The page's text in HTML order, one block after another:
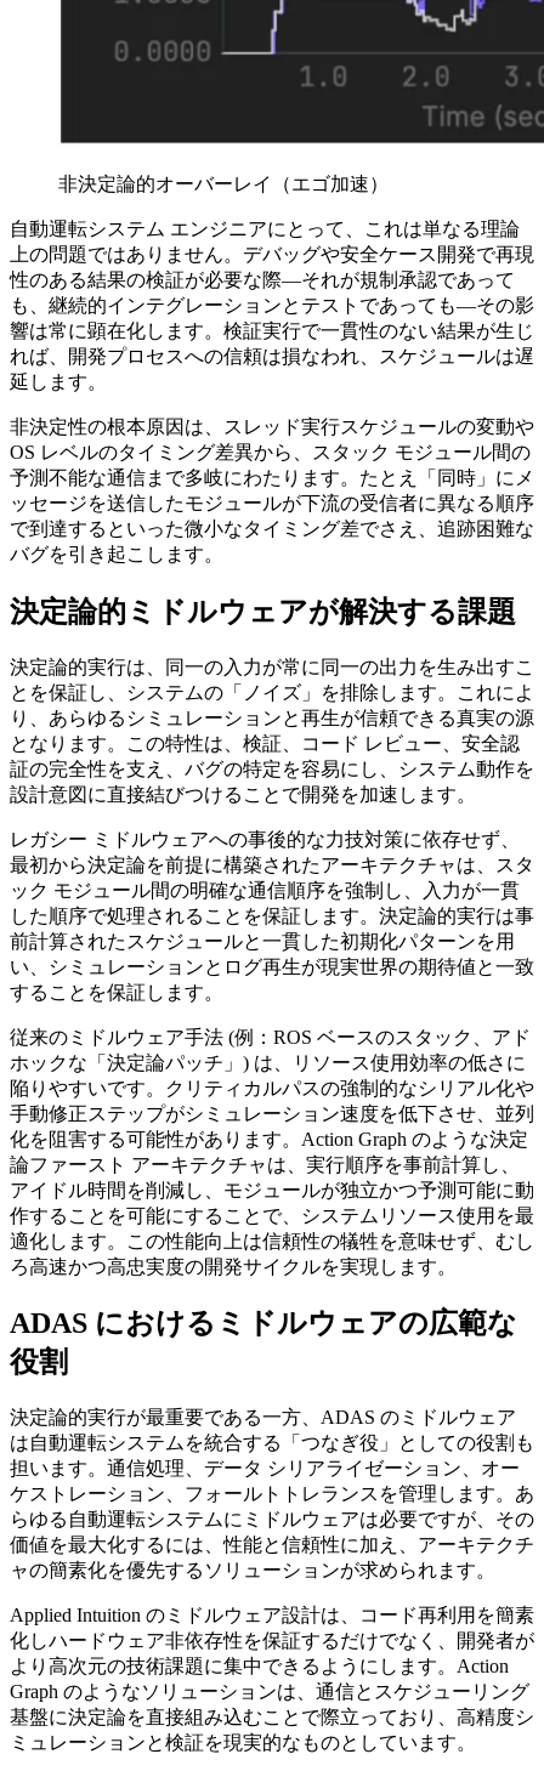
非決定論的オーバーレイ（エゴ加速）
自動運転システム エンジニアにとって、これは単なる理論
上の問題ではありません。デバッグや安全ケース開発で再現
性のある結果の検証が必要な際—それが規制承認であって
も、継続的インテグレーションとテストであっても—その影
響は常に顕在化します。検証実行で一貫性のない結果が生じ
れば、開発プロセスへの信頼は損なわれ、スケジュールは遅
延します。
非決定性の根本原因は、スレッド実行スケジュールの変動や
OS レベルのタイミング差異から、スタック モジュール間の
予測不能な通信まで多岐にわたります。たとえ「同時」にメ
ッセージを送信したモジュールが下流の受信者に異なる順序
で到達するといった微小なタイミング差でさえ、追跡困難な
バグを引き起こします。
決定論的ミドルウェアが解決する課題
決定論的実行は、同一の入力が常に同一の出力を生み出すこ
とを保証し、システムの「ノイズ」を排除します。これによ
り、あらゆるシミュレーションと再生が信頼できる真実の源
となります。この特性は、検証、コード レビュー、安全認
証の完全性を支え、バグの特定を容易にし、システム動作を
設計意図に直接結びつけることで開発を加速します。
レガシー ミドルウェアへの事後的な力技対策に依存せず、
最初から決定論を前提に構築されたアーキテクチャは、スタ
ック モジュール間の明確な通信順序を強制し、入力が一貫
した順序で処理されることを保証します。決定論的実行は事
前計算されたスケジュールと一貫した初期化パターンを用
い、シミュレーションとログ再生が現実世界の期待値と一致
することを保証します。
従来のミドルウェア手法 (例：ROS ベースのスタック、アド
ホックな「決定論パッチ」) は、リソース使用効率の低さに
陥りやすいです。クリティカルパスの強制的なシリアル化や
手動修正ステップがシミュレーション速度を低下させ、並列
化を阻害する可能性があります。Action Graph のような決定
論ファースト アーキテクチャは、実行順序を事前計算し、
アイドル時間を削減し、モジュールが独立かつ予測可能に動
作することを可能にすることで、システムリソース使用を最
適化します。この性能向上は信頼性の犠牲を意味せず、むし
ろ高速かつ高忠実度の開発サイクルを実現します。
ADAS におけるミドルウェアの広範な
役割
決定論的実行が最重要である一方、ADAS のミドルウェア
は自動運転システムを統合する「つなぎ役」としての役割も
担います。通信処理、データ シリアライゼーション、オー
ケストレーション、フォールトトレランスを管理します。あ
らゆる自動運転システムにミドルウェアは必要ですが、その
価値を最大化するには、性能と信頼性に加え、アーキテクチ
ャの簡素化を優先するソリューションが求められます。
Applied Intuition のミドルウェア設計は、コード再利用を簡素
化しハードウェア非依存性を保証するだけでなく、開発者が
より高次元の技術課題に集中できるようにします。Action
Graph のようなソリューションは、通信とスケジューリング
基盤に決定論を直接組み込むことで際立っており、高精度シ
ミュレーションと検証を現実的なものとしています。